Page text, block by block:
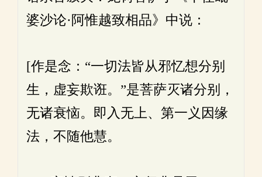
婆沙论·阿惟越致相品》中说：
[作是念：“一切法皆从邪忆想分别
生，虚妄欺诳。”是菩萨灭诸分别，
无诸衰恼。即入无上、第一义因缘
法，不随他慧。